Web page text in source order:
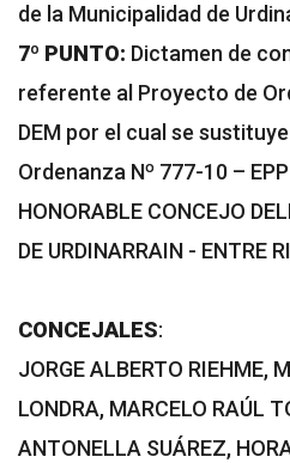
de la Municipalidad de
7º PUNTO: Dictamen de
referente al Proyecto de
DEM por el cual se
Ordenanza Nº 777-10 –
HONORABLE CONCEJO
DE URDINARRAIN - ENTRE
CONCEJALES:
JORGE ALBERTO RIEHME,
LONDRA, MARCELO RAÚL
ANTONELLA SUÁREZ,